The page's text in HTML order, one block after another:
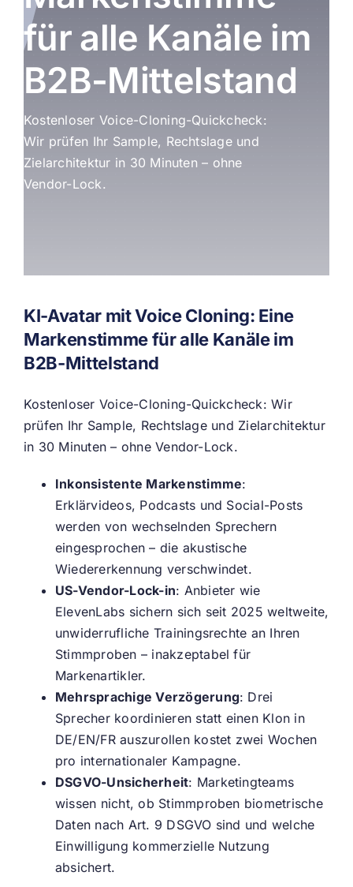
für alle Kanäle im
B2B-Mittelstand
Kostenloser Voice-Cloning-Quickcheck:
Wir prüfen Ihr Sample, Rechtslage und
Zielarchitektur in 30 Minuten – ohne
Vendor-Lock.
KI-Avatar mit Voice Cloning: Eine
Markenstimme für alle Kanäle im
B2B-Mittelstand
Kostenloser Voice-Cloning-Quickcheck: Wir
prüfen Ihr Sample, Rechtslage und Zielarchitektur
in 30 Minuten – ohne Vendor-Lock.
Inkonsistente Markenstimme:
Erklärvideos, Podcasts und Social-Posts
werden von wechselnden Sprechern
eingesprochen – die akustische
Wiedererkennung verschwindet.
US-Vendor-Lock-in: Anbieter wie
ElevenLabs sichern sich seit 2025 weltweite,
unwiderrufliche Trainingsrechte an Ihren
Stimmproben – inakzeptabel für
Markenartikler.
Mehrsprachige Verzögerung: Drei
Sprecher koordinieren statt einen Klon in
DE/EN/FR auszurollen kostet zwei Wochen
pro internationaler Kampagne.
DSGVO-Unsicherheit: Marketingteams
wissen nicht, ob Stimmproben biometrische
Daten nach Art. 9 DSGVO sind und welche
Einwilligung kommerzielle Nutzung
absichert.